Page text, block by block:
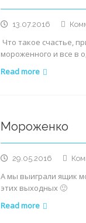
13.07.2016
Что такое счастье,
мороженного и все в
Read more
Мороженко
29.05.2016
А мы выиграли ящик
этих выходных 🙂
Read more